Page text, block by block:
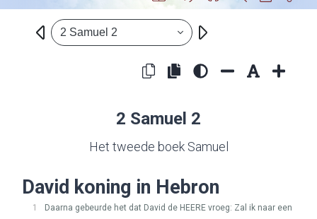
2 Samuel 2
2 Samuel 2
Het tweede boek Samuel
David koning in Hebron
1 Daarna gebeurde het dat David de HEERE vroeg: Zal ik naar een